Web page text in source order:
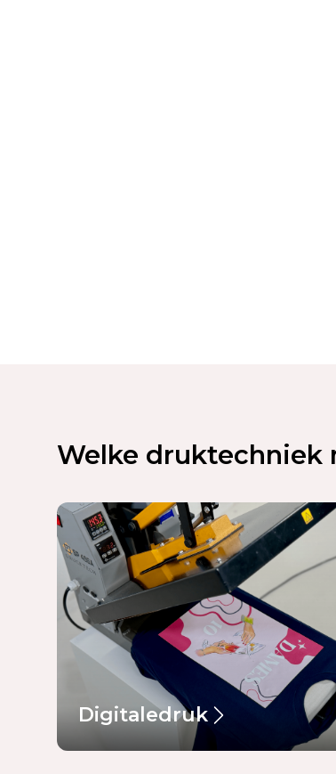
Welke druktechniek
Digitaledruk